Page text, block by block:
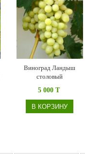
Виноград Ландыш
столовый
5 000 T
В КОРЗИНУ